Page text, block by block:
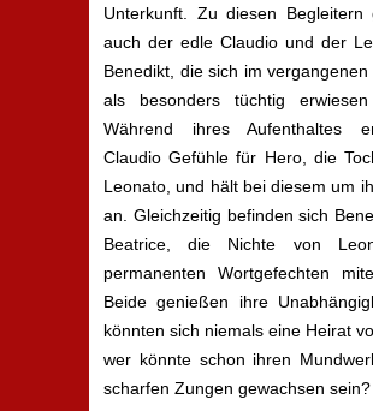
Unterkunft. Zu diesen Begleitern
auch der edle Claudio und der
Benedikt, die sich im vergangenen
als besonders tüchtig erwiesen
Während ihres Aufenthaltes
Claudio Gefühle für Hero, die
Leonato, und hält bei diesem um
an. Gleichzeitig befinden sich
Beatrice, die Nichte von
permanenten Wortgefechten
Beide genießen ihre
könnten sich niemals eine Heirat
wer könnte schon ihren
scharfen Zungen gewachsen sein?